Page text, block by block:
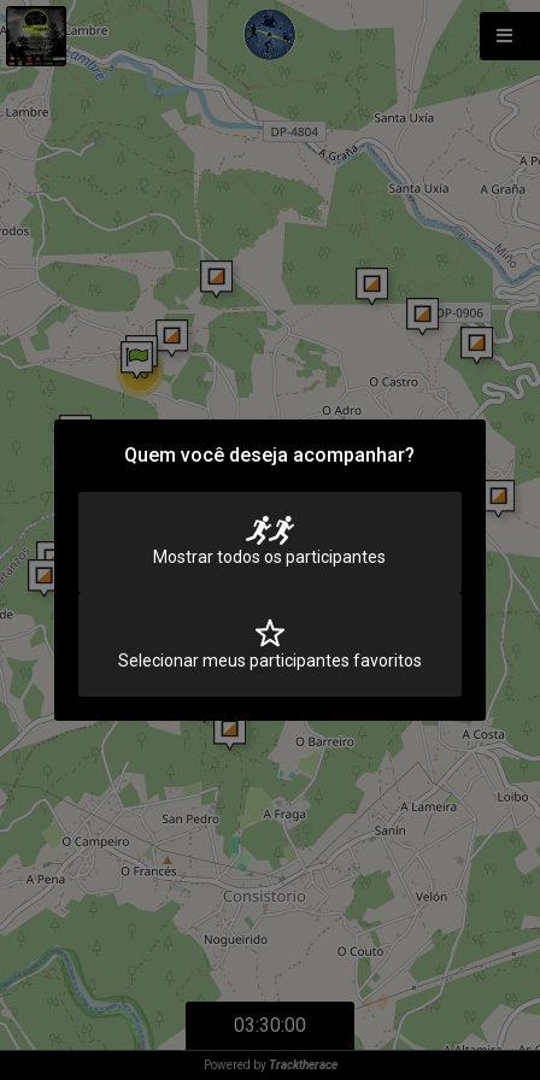
Quem você deseja acompanhar?
Mostrar todos os participantes
Selecionar meus participantes favoritos
Powered by Tracktherace
93
03:30:00